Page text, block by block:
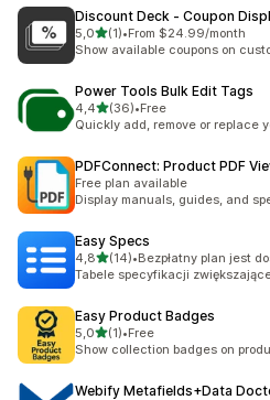
Discount Deck ‑ Coupon
5,0na 5 gwiazdek
(1)
Łączna liczba recenzji: 1
•From $24.99/month
Show available coupons on
Power Tools Bulk Edit Tags
4,4na 5 gwiazdek
(36)
Łączna liczba recenzji: 36
•Free
Quickly add, remove or replace
PDFConnect: Product PDF
Free plan available
Display manuals, guides, and
Easy Specs
4,8na 5 gwiazdek
(14)
Łączna liczba recenzji: 14
•Bezpłatny plan jest
Tabele specyfikacji
Easy Product Badges
5,0na 5 gwiazdek
(1)
Łączna liczba recenzji: 1
•Free
Show collection badges on
Webify Metafields+Data